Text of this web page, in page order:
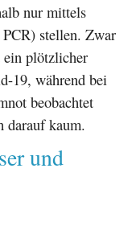
nur mittels
PCR) stellen. Zwar
ein plötzlicher
19, während bei
beobachtet
darauf kaum.
und